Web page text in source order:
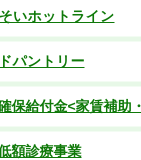
いホットライン
パントリー
保給付金<家賃補助
額診療事業